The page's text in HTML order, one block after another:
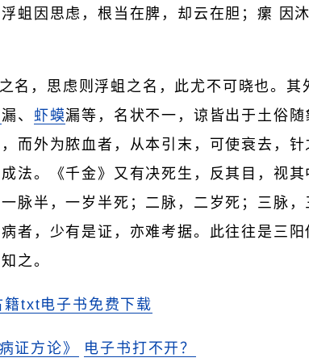
蛆因思虑，根当在脾，却云在胆；瘰 因
名，思虑则浮蛆之名，此尤不可晓也。其
漏、 虾蟆漏等，名状不一，谅皆出于土俗
而外为脓血者，从本引末，可使衰去，
法。《千金》又有决死生，反其目，视其
脉半，一岁半死；二脉，二岁死；三脉，
者，少有是证，亦难考据。此往往是三
之。
txt电子书免费下载
证方论》 电子书打不开？